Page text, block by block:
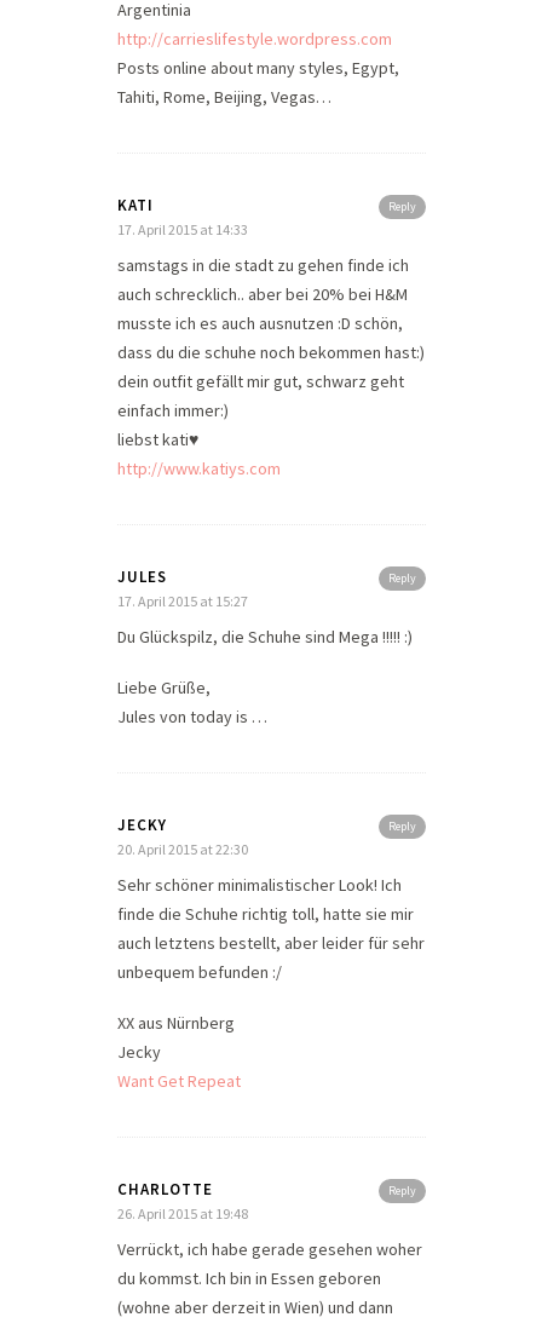
Argentinia
http://carrieslifestyle.wordpress.com
Posts online about many styles, Egypt,
Tahiti, Rome, Beijing, Vegas…
Reply
KATI
17. April 2015 at 14:33
samstags in die stadt zu gehen finde ich
auch schrecklich.. aber bei 20% bei H&M
musste ich es auch ausnutzen :D schön,
dass du die schuhe noch bekommen hast:)
dein outfit gefällt mir gut, schwarz geht
einfach immer:)
liebst kati♥
http://www.katiys.com
Reply
JULES
17. April 2015 at 15:27
Du Glückspilz, die Schuhe sind Mega !!!!! :)
Liebe Grüße,
Jules von today is …
Reply
JECKY
20. April 2015 at 22:30
Sehr schöner minimalistischer Look! Ich
finde die Schuhe richtig toll, hatte sie mir
auch letztens bestellt, aber leider für sehr
unbequem befunden :/
XX aus Nürnberg
Jecky
Want Get Repeat
Reply
CHARLOTTE
26. April 2015 at 19:48
Verrückt, ich habe gerade gesehen woher
du kommst. Ich bin in Essen geboren
(wohne aber derzeit in Wien) und dann